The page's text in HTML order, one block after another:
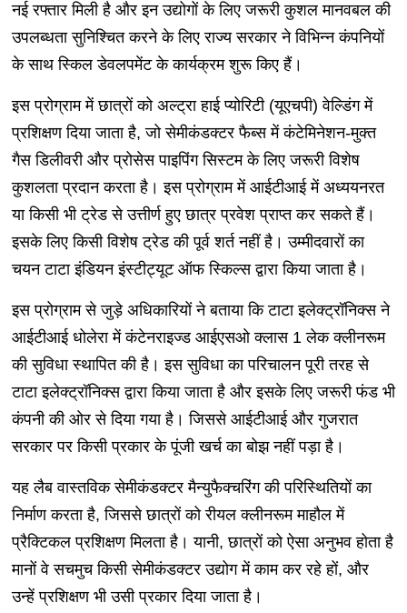
नई रफ्तार मिली है और इन उद्योगों के लिए जरूरी कुशल मानवबल की
उपलब्धता सुनिश्चित करने के लिए राज्य सरकार ने विभिन्न कंपनियों
के साथ स्किल डेवलपमेंट के कार्यक्रम शुरू किए हैं।
इस प्रोग्राम में छात्रों को अल्ट्रा हाई प्योरिटी (यूएचपी) वेल्डिंग में
प्रशिक्षण दिया जाता है, जो सेमीकंडक्टर फैब्स में कंटेमिनेशन-मुक्त
गैस डिलीवरी और प्रोसेस पाइपिंग सिस्टम के लिए जरूरी विशेष
कुशलता प्रदान करता है। इस प्रोग्राम में आईटीआई में अध्ययनरत
या किसी भी ट्रेड से उत्तीर्ण हुए छात्र प्रवेश प्राप्त कर सकते हैं।
इसके लिए किसी विशेष ट्रेड की पूर्व शर्त नहीं है। उम्मीदवारों का
चयन टाटा इंडियन इंस्टीट्यूट ऑफ स्किल्स द्वारा किया जाता है।
इस प्रोग्राम से जुड़े अधिकारियों ने बताया कि टाटा इलेक्ट्रॉनिक्स ने
आईटीआई धोलेरा में कंटेनराइज्ड आईएसओ क्लास 1 लेक क्लीनरूम
की सुविधा स्थापित की है। इस सुविधा का परिचालन पूरी तरह से
टाटा इलेक्ट्रॉनिक्स द्वारा किया जाता है और इसके लिए जरूरी फंड भी
कंपनी की ओर से दिया गया है। जिससे आईटीआई और गुजरात
सरकार पर किसी प्रकार के पूंजी खर्च का बोझ नहीं पड़ा है।
यह लैब वास्तविक सेमीकंडक्टर मैन्युफैक्चरिंग की परिस्थितियों का
निर्माण करता है, जिससे छात्रों को रीयल क्लीनरूम माहौल में
प्रैक्टिकल प्रशिक्षण मिलता है। यानी, छात्रों को ऐसा अनुभव होता है
मानों वे सचमुच किसी सेमीकंडक्टर उद्योग में काम कर रहे हों, और
उन्हें प्रशिक्षण भी उसी प्रकार दिया जाता है।